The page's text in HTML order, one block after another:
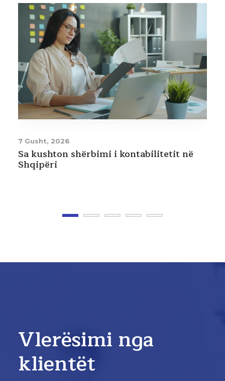
31 Korrik, 2026
Ligji i ri i turizmit. Çfarë ndryshon për
strukturat akomoduese dhe stacionet e
Vlerësimi nga
klientët